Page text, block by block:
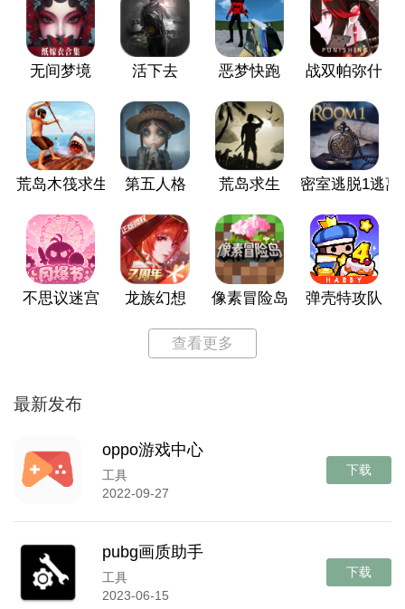
无间梦境 活下去 恶梦快跑 战双帕弥什
荒岛木筏求生 第五人格 荒岛求生 密室逃脱1逃离
不思议迷宫 龙族幻想 像素冒险岛 弹壳特攻队
查看更多
最新发布
oppo游戏中心
工具
2022-09-27
下载
pubg画质助手
工具
2023-06-15
下载